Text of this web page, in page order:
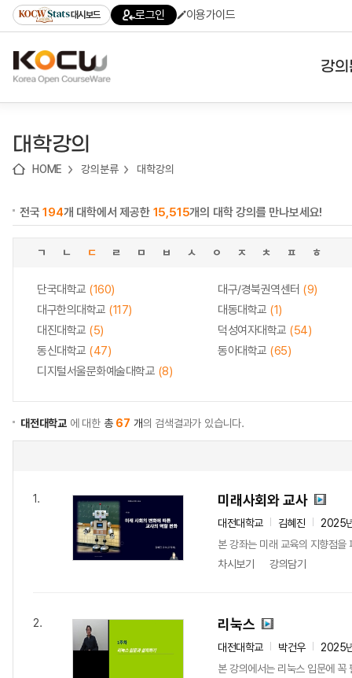
기
기
기
content)
가
대시보드 로그인 이용가이드
강
대학강의
HOME 강의분류 대학강의
전국194개 대학에서 제공한 15,515개의 대학 강의를 만나보세요!
ㄱ ㄴ ㄷ ㄹ ㅁ ㅂ ㅅ ㅇ ㅈ ㅊ ㅍ ㅎ
단국대학교 (160) 대구/경북권역센터 (9)
대구한의대학교 (117) 대동대학교 (1)
대진대학교 (5) 덕성여자대학교 (54)
동신대학교 (47) 동아대학교 (65)
디지털서울문화예술대학교 (8)
대전대학교 에 대한 총 67 개의 검색결과가 있습니다.
1. 미래사회와 교사
대전대학교 김혜진
2025
본 강좌는 미래 교육의 지향점을
차시보기
강의담기
2. 리눅스
대전대학교 박건우
2025
본 강의에서는 리눅스 입문에 꼭